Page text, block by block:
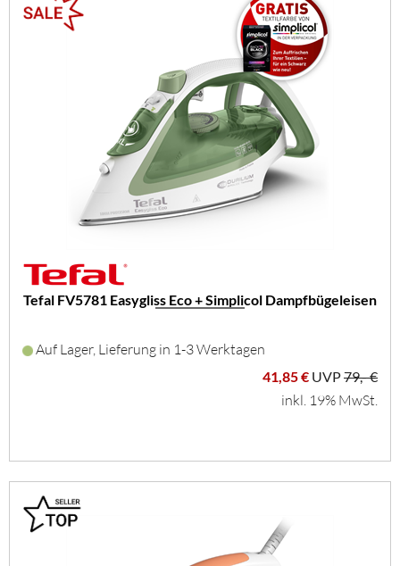
Tefal FV5781 Easygliss Eco + Simplicol Dampfbügeleisen
Auf Lager, Lieferung in 1-3 Werktagen
41,85 € UVP79,- €
inkl. 19% MwSt.